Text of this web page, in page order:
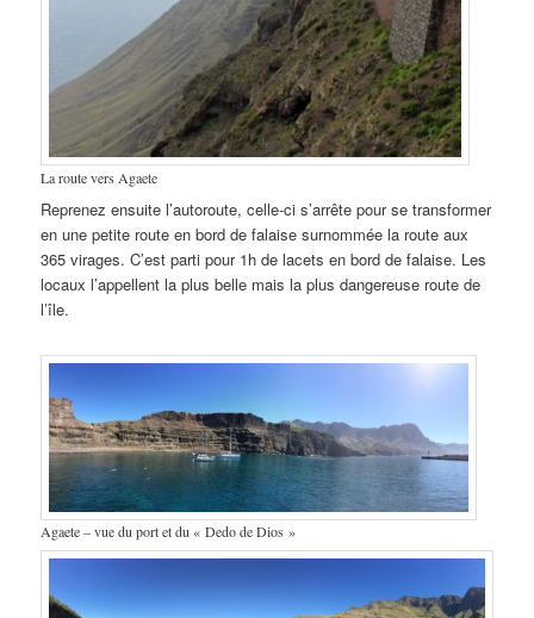
La route vers Agaete
Reprenez ensuite l’autoroute, celle-ci s’arrête pour se transformer
en une petite route en bord de falaise surnommée la route aux
365 virages. C’est parti pour 1h de lacets en bord de falaise. Les
locaux l’appellent la plus belle mais la plus dangereuse route de
l’île.
Agaete – vue du port et du « Dedo de Dios »